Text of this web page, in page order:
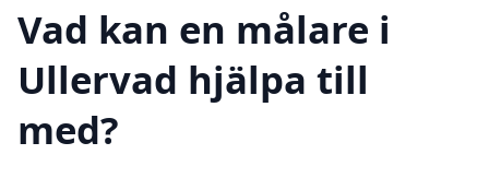
Vad kan en målare i
Ullervad hjälpa till
med?